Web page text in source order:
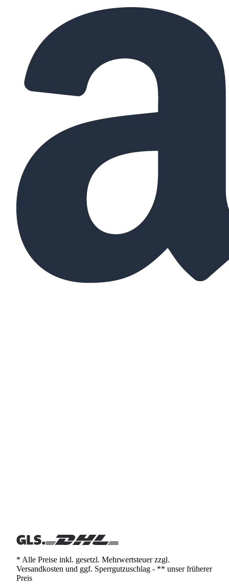
* Alle Preise inkl. gesetzl. Mehrwertsteuer zzgl.
Versandkosten und ggf. Sperrgutzuschlag - ** unser früherer
Preis